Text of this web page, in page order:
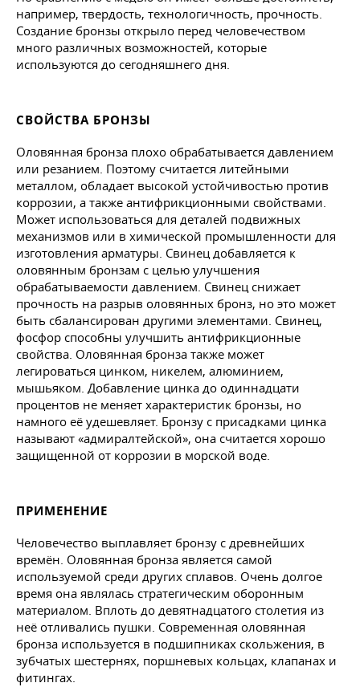
например, твердость, технологичность, прочность.
Создание бронзы открыло перед человечеством
много различных возможностей, которые
используются до сегодняшнего дня.
СВОЙСТВА БРОНЗЫ
Оловянная бронза плохо обрабатывается давлением
или резанием. Поэтому считается литейными
металлом, обладает высокой устойчивостью против
коррозии, а также антифрикционными свойствами.
Может использоваться для деталей подвижных
механизмов или в химической промышленности для
изготовления арматуры. Свинец добавляется к
оловянным бронзам с целью улучшения
обрабатываемости давлением. Свинец снижает
прочность на разрыв оловянных бронз, но это может
быть сбалансирован другими элементами. Свинец,
фосфор способны улучшить антифрикционные
свойства. Оловянная бронза также может
легироваться цинком, никелем, алюминием,
мышьяком. Добавление цинка до одиннадцати
процентов не меняет характеристик бронзы, но
намного её удешевляет. Бронзу с присадками цинка
называют «адмиралтейской», она считается хорошо
защищенной от коррозии в морской воде.
ПРИМЕНЕНИЕ
Человечество выплавляет бронзу с древнейших
времён. Оловянная бронза является самой
используемой среди других сплавов. Очень долгое
время она являлась стратегическим оборонным
материалом. Вплоть до девятнадцатого столетия из
неё отливались пушки. Современная оловянная
бронза используется в подшипниках скольжения, в
зубчатых шестернях, поршневых кольцах, клапанах и
фитингах.